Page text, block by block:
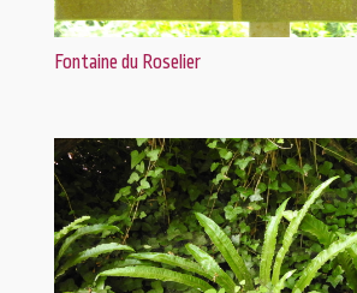
Fontaine du Roselier